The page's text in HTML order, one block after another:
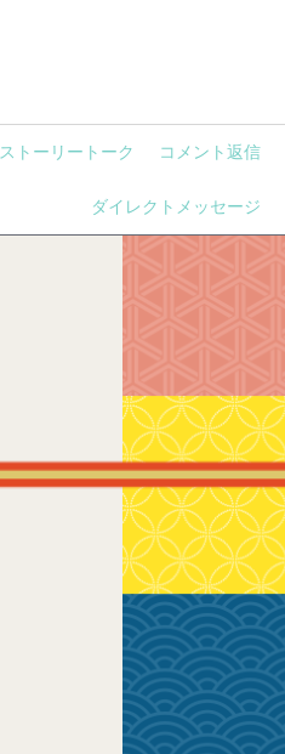
ストーリートーク コメント返信
ダイレクトメッセージ